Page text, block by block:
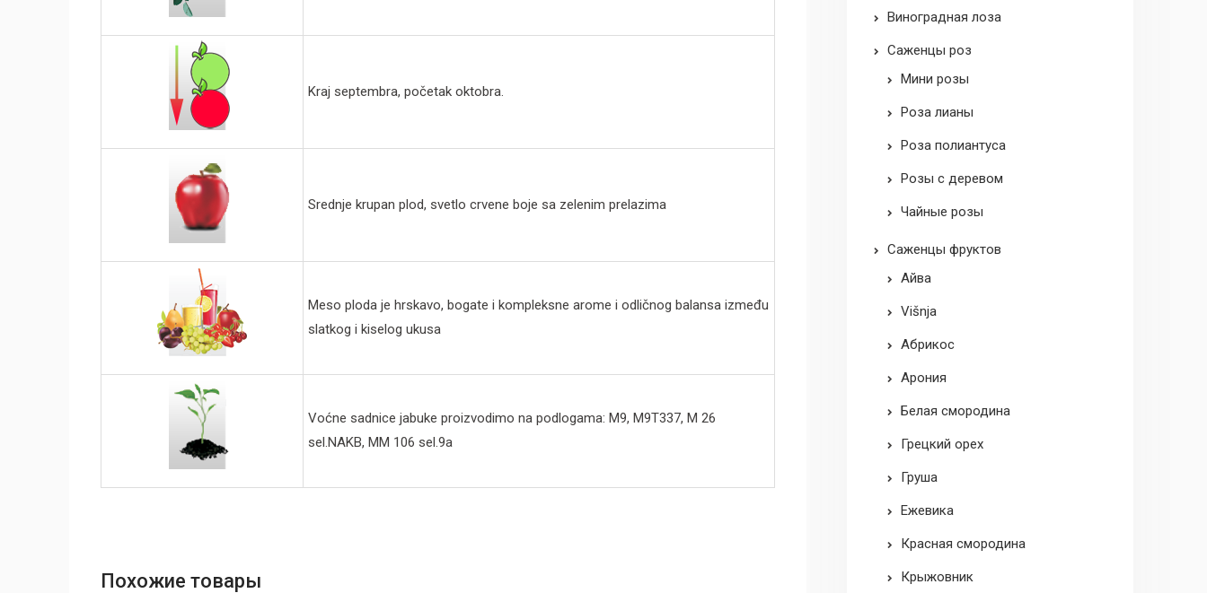
Kraj septembra, početak oktobra.
Srednje krupan plod, svetlo crvene boje sa zelenim prelazima
Meso ploda je hrskavo, bogate i kompleksne arome i odličnog balansa između
slatkog i kiselog ukusa
Voćne sadnice jabuke proizvodimo na podlogama: M9, M9T337, M 26
sel.NAKB, MM 106 sel.9a
Похожие товары
Виноградная лоза
Саженцы роз
Mини розы
Роза лианы
Роза полиантуса
Розы с деревом
Чайные розы
Саженцы фруктов
Aйва
Višnja
Абрикос
Арония
Белая смородина
Грецкий орех
Груша
Ежевика
Красная смородина
Крыжовник